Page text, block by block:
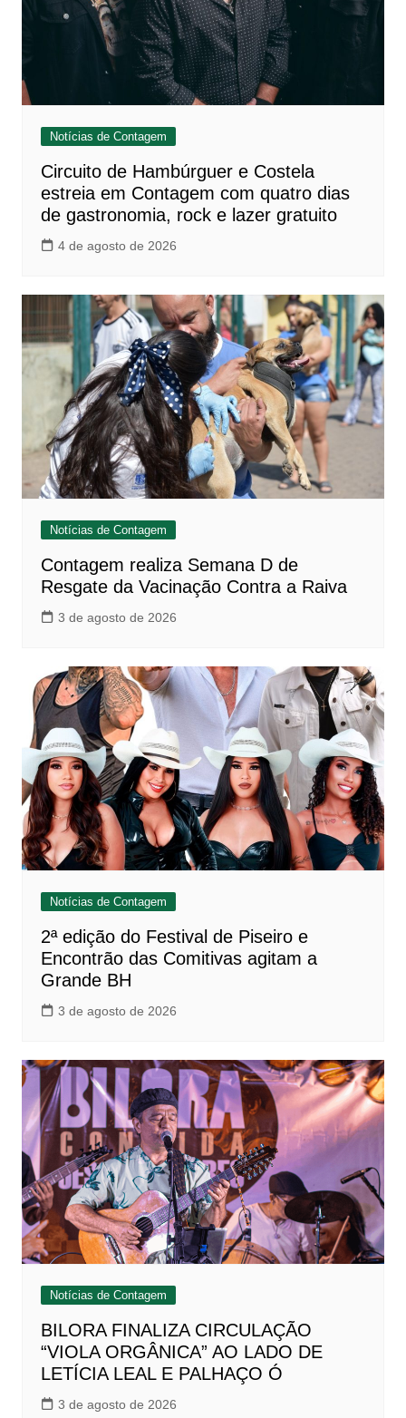
Notícias de Contagem
Circuito de Hambúrguer e Costela
estreia em Contagem com quatro dias
de gastronomia, rock e lazer gratuito
4 de agosto de 2026
Notícias de Contagem
Contagem realiza Semana D de
Resgate da Vacinação Contra a Raiva
3 de agosto de 2026
Notícias de Contagem
2ª edição do Festival de Piseiro e
Encontrão das Comitivas agitam a
Grande BH
3 de agosto de 2026
Notícias de Contagem
BILORA FINALIZA CIRCULAÇÃO
“VIOLA ORGÂNICA” AO LADO DE
LETÍCIA LEAL E PALHAÇO Ó
3 de agosto de 2026